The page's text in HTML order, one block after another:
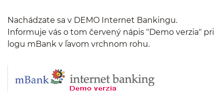
Nachádzate sa v DEMO Internet Bankingu.
Informuje vás o tom červený nápis "Demo verzia" pri
logu mBank v ľavom vrchnom rohu.